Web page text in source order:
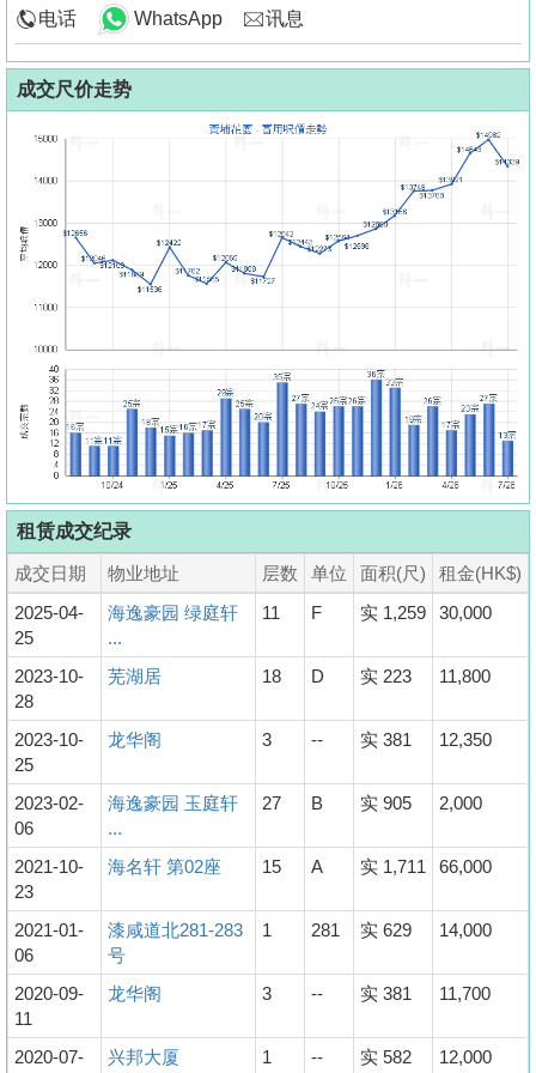
电话 WhatsApp 讯息
成交尺价走势
租赁成交纪录
成交日期 物业地址 层数 单位 面积(尺)
租金(HK$)
2025-04-
25
海逸豪园 绿庭轩
...
11 F 实 1,259 30,000
2023-10-
28
芜湖居 18 D 实 223 11,800
2023-10-
25
龙华阁 3 -- 实 381 12,350
2023-02-
06
海逸豪园 玉庭轩
...
27 B 实 905 2,000
2021-10-
23
海名轩 第02座 15 A 实 1,711 66,000
2021-01-
06
漆咸道北281-283
号
1 281 实 629 14,000
2020-09-
11
龙华阁 3 -- 实 381 11,700
2020-07-
兴邦大厦 1 -- 实 582 12,000